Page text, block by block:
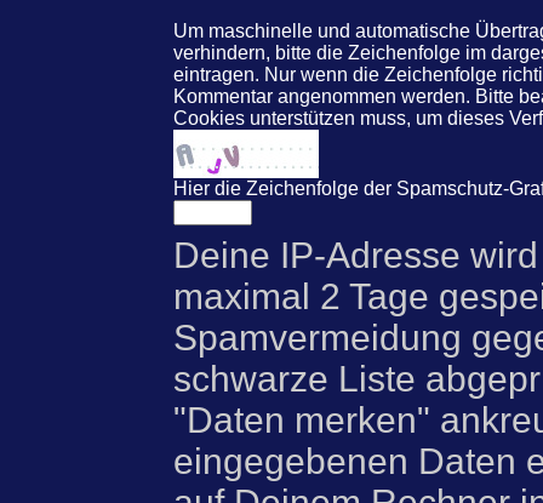
Um maschinelle und automatische
verhindern, bitte die Zeichenfolge im
eintragen. Nur wenn die Zeichenfolge
Kommentar angenommen werden. Bitte
Cookies unterstützen muss, um dieses
Hier die Zeichenfolge der Spamschutz-
Deine IP-Adresse
maximal 2 Tage
Spamvermeidung
schwarze Liste
"Daten merken"
eingegebenen Daten